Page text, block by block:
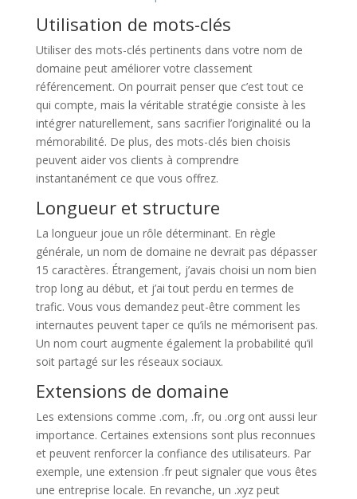
Utilisation de mots-clés
Utiliser des mots-clés pertinents dans votre nom de
domaine peut améliorer votre classement
référencement. On pourrait penser que c’est tout ce
qui compte, mais la véritable stratégie consiste à les
intégrer naturellement, sans sacrifier l’originalité ou la
mémorabilité. De plus, des mots-clés bien choisis
peuvent aider vos clients à comprendre
instantanément ce que vous offrez.
Longueur et structure
La longueur joue un rôle déterminant. En règle
générale, un nom de domaine ne devrait pas dépasser
15 caractères. Étrangement, j’avais choisi un nom bien
trop long au début, et j’ai tout perdu en termes de
trafic. Vous vous demandez peut-être comment les
internautes peuvent taper ce qu’ils ne mémorisent pas.
Un nom court augmente également la probabilité qu’il
soit partagé sur les réseaux sociaux.
Extensions de domaine
Les extensions comme .com, .fr, ou .org ont aussi leur
importance. Certaines extensions sont plus reconnues
et peuvent renforcer la confiance des utilisateurs. Par
exemple, une extension .fr peut signaler que vous êtes
une entreprise locale. En revanche, un .xyz peut